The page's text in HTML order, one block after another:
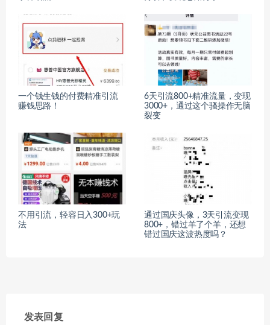
一个钱生钱的付费精准引流
赚钱思路！
6天引流800+精准流量，变现
3000+，通过这个骚操作无脑
裂变
不用引流，轻容日入300+玩
法
通过国庆头像，3天引流变现
800+，错过羊了个羊，还想
错过国庆这波热度吗？
发表回复